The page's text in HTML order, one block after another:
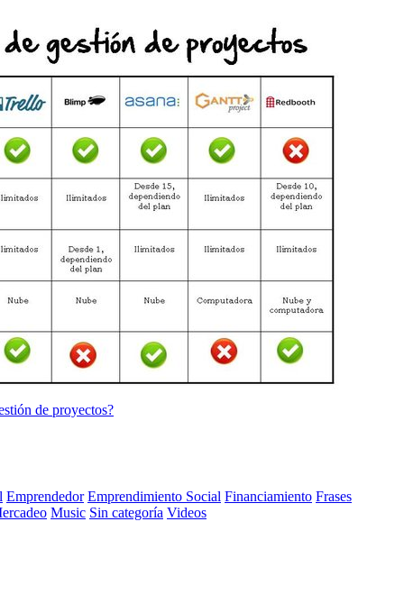
de proyectos?
Emprendedor Emprendimiento Social Financiamiento Frases
Music Sin categoría Videos